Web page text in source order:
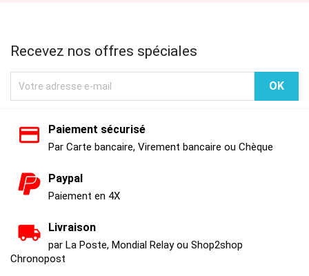
Recevez nos offres spéciales
Paiement sécurisé
Par Carte bancaire, Virement bancaire ou Chèque
Paypal
Paiement en 4X
Livraison
par La Poste, Mondial Relay ou Shop2shop
Chronopost